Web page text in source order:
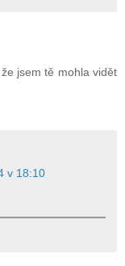
jsem tě mohla vidět
v 18:10